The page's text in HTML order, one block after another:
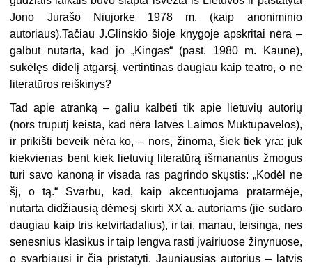
Jono Jurašo Niujorke 1978 m. (kaip anoniminio
autoriaus).Tačiau J.Glinskio šioje knygoje apskritai nėra –
galbūt nutarta, kad jo „Kingas“ (past. 1980 m. Kaune),
sukėlęs didelį atgarsį, vertintinas daugiau kaip teatro, o ne
literatūros reiškinys?
Tad apie atranką – galiu kalbėti tik apie lietuvių autorių
(nors truputį keista, kad nėra latvės Laimos Muktupāvelos),
ir prikišti beveik nėra ko, – nors, žinoma, šiek tiek yra: juk
kiekvienas bent kiek lietuvių literatūrą išmanantis žmogus
turi savo kanoną ir visada ras pagrindo skųstis: „Kodėl ne
šį, o tą.“ Svarbu, kad, kaip akcentuojama pratarmėje,
nutarta didžiausią dėmesį skirti XX a. autoriams (jie sudaro
daugiau kaip tris ketvirtadalius), ir tai, manau, teisinga, nes
senesnius klasikus ir taip lengva rasti įvairiuose žinynuose,
o svarbiausi ir čia pristatyti. Jauniausias autorius – latvis